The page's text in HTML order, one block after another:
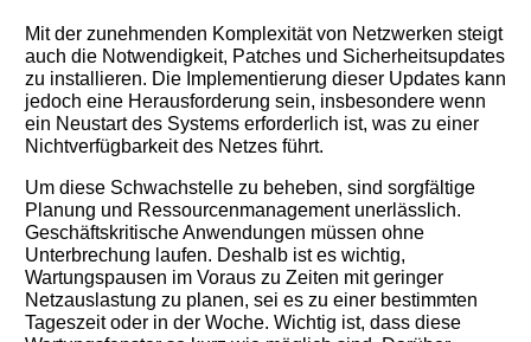
Mit der zunehmenden Komplexität von Netzwerken steigt
auch die Notwendigkeit, Patches und Sicherheitsupdates
zu installieren. Die Implementierung dieser Updates kann
jedoch eine Herausforderung sein, insbesondere wenn
ein Neustart des Systems erforderlich ist, was zu einer
Nichtverfügbarkeit des Netzes führt.
Um diese Schwachstelle zu beheben, sind sorgfältige
Planung und Ressourcenmanagement unerlässlich.
Geschäftskritische Anwendungen müssen ohne
Unterbrechung laufen. Deshalb ist es wichtig,
Wartungspausen im Voraus zu Zeiten mit geringer
Netzauslastung zu planen, sei es zu einer bestimmten
Tageszeit oder in der Woche. Wichtig ist, dass diese